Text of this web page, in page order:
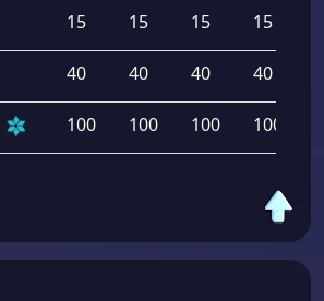
15 15 15 15
40 40 40 40
100 100 100 100